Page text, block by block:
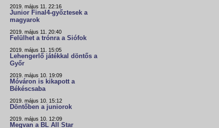
2019. május 11. 22:16
Junior Final4-győztesek a
magyarok
2019. május 11. 20:40
Felülhet a trónra a Siófok
2019. május 11. 15:05
Lehengerlő játékkal döntős a
Győr
2019. május 10. 19:09
Móváron is kikapott a
Békéscsaba
2019. május 10. 15:12
Döntőben a juniorok
2019. május 10. 12:09
Megvan a BL All Star